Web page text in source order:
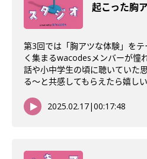
起こった胸
第3回では「胸アツな体験」をテ
く集まるwacodesメンバーが憧
話や小中学生の頃に聴いていた
る〜と共感してもらえたら嬉し
2025.02.17|00:17:48